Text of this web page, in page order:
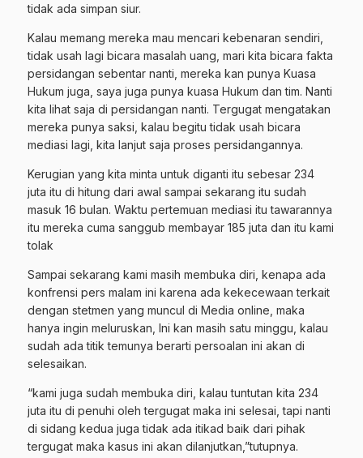
tidak ada simpan siur.
Kalau memang mereka mau mencari kebenaran sendiri,
tidak usah lagi bicara masalah uang, mari kita bicara fakta
persidangan sebentar nanti, mereka kan punya Kuasa
Hukum juga, saya juga punya kuasa Hukum dan tim. Nanti
kita lihat saja di persidangan nanti. Tergugat mengatakan
mereka punya saksi, kalau begitu tidak usah bicara
mediasi lagi, kita lanjut saja proses persidangannya.
Kerugian yang kita minta untuk diganti itu sebesar 234
juta itu di hitung dari awal sampai sekarang itu sudah
masuk 16 bulan. Waktu pertemuan mediasi itu tawarannya
itu mereka cuma sanggub membayar 185 juta dan itu kami
tolak
Sampai sekarang kami masih membuka diri, kenapa ada
konfrensi pers malam ini karena ada kekecewaan terkait
dengan stetmen yang muncul di Media online, maka
hanya ingin meluruskan, Ini kan masih satu minggu, kalau
sudah ada titik temunya berarti persoalan ini akan di
selesaikan.
“kami juga sudah membuka diri, kalau tuntutan kita 234
juta itu di penuhi oleh tergugat maka ini selesai, tapi nanti
di sidang kedua juga tidak ada itikad baik dari pihak
tergugat maka kasus ini akan dilanjutkan,”tutupnya.